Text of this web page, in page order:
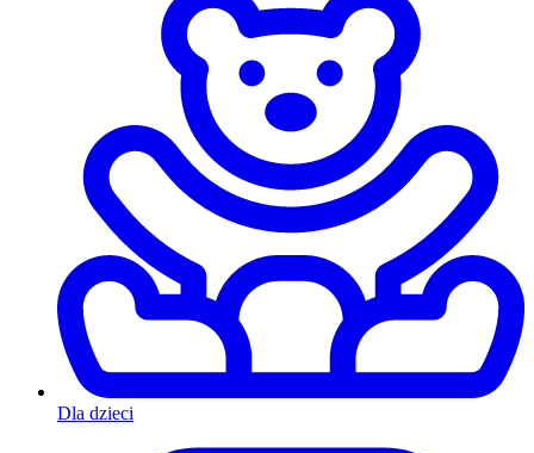
Dla dzieci